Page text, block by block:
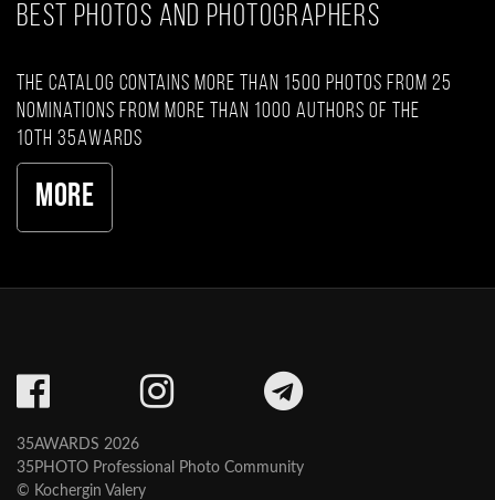
BEST PHOTOS AND PHOTOGRAPHERS
The catalog contains more than 1500 photos from 25
nominations from more than 1000 authors of the
10th 35AWARDS
More
35AWARDS 2026
35PHOTO Professional Photo Community
© Kochergin Valery